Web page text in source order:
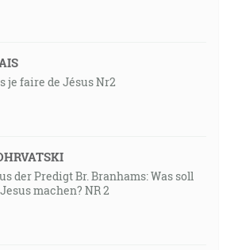
je faire de Jésus Nr2
der Predigt Br. Branhams: Was soll
machen? NR 2